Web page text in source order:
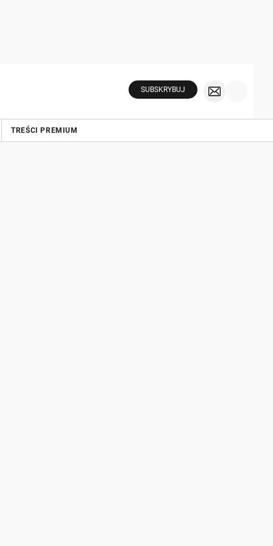
SUBSKRYBUJ
TREŚCI PREMIUM